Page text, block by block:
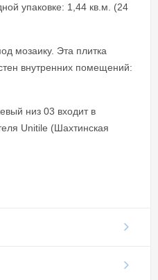
упаковке: 1,44 кв.м. (24
мозаику. Эта плитка
внутренних помещений:
низ 03 входит в
Unitile (Шахтинская